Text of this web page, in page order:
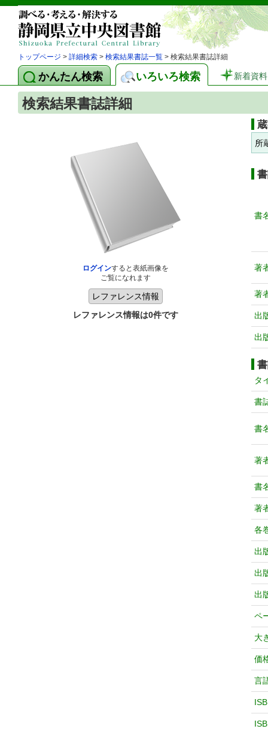
トップページ > 詳細検索 > 検索結果書誌一覧 > 検索結果書誌詳細
かんたん検索 いろいろ検索 新着資料
検索結果書誌詳細
ログインすると表紙画像を
ご覧になれます
レファレンス情報は0件です
所
書
著
著
出
出
タ
書
書
著
書
著
各
出
出
出
ペ
大
価
言